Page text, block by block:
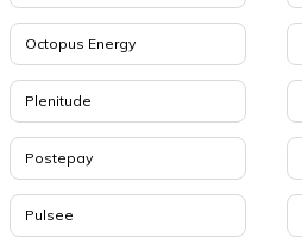
Octopus Energy
Plenitude
Postepay
Pulsee